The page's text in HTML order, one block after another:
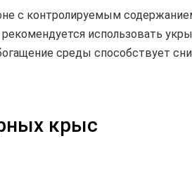
с контролируемым
использовать
среды способствует
крыс